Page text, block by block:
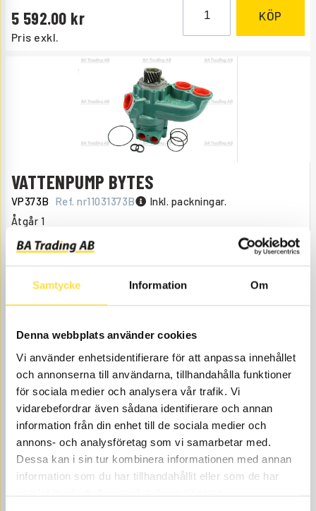
Samtycke Information Om
Denna webbplats använder cookies
Vi använder enhetsidentifierare för att anpassa innehållet
och annonserna till användarna, tillhandahålla funktioner
för sociala medier och analysera vår trafik. Vi
vidarebefordrar även sådana identifierare och annan
information från din enhet till de sociala medier och
annons- och analysföretag som vi samarbetar med.
Dessa kan i sin tur kombinera informationen med annan
information som du har tillhandahållit eller som de har
Pris exkl.
5 592.00 KÖP
VATTENPUMP BYTES
VP373B Ref. nr11031373B Inkl. packningar.
Åtgår 1
Pris exkl.
4 410.00
Beställningsvara
KÖP
TERMOSTAT
GI182
Ref.
nr
8149182TG710 & TG236 åtgår vid
byte av termostat.
Passar
vattenpump.